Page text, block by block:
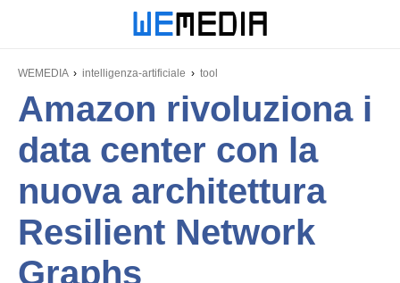
WEMEDIA intelligenza-artificiale tool
Amazon rivoluziona i
data center con la
nuova architettura
Resilient Network
Graphs